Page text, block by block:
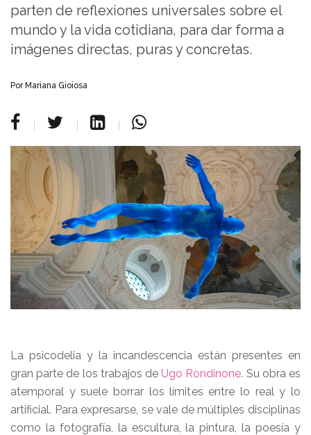
parten de reflexiones universales sobre el
mundo y la vida cotidiana, para dar forma a
imágenes directas, puras y concretas.
Por Mariana Gioiosa
La psicodelia y la incandescencia están presentes en
gran parte de los trabajos deUgo Rondinone. Su obra es
atemporal y suele borrar los límites entre lo real y lo
artificial. Para expresarse, se vale de múltiples disciplinas
como la fotografía, la escultura, la pintura, la poesía y